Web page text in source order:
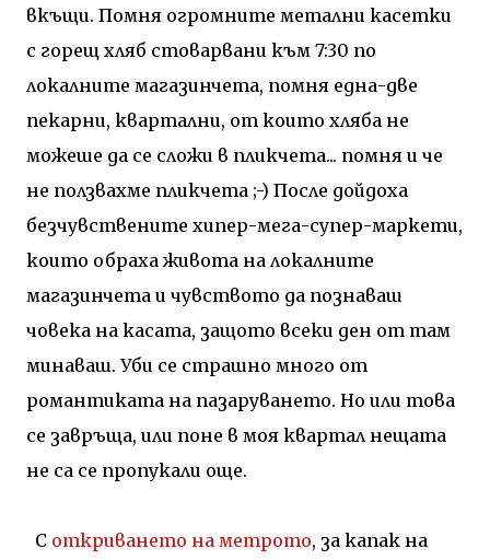
вкъщи. Помня огромните метални касетки
с горещ хляб стоварвани към 7:30 по
локалните магазинчета, помня една-две
пекарни, квартални, от които хляба не
можеше да се сложи в пликчета... помня и че
не ползвахме пликчета ;-) После дойдоха
безчувствените хипер-мега-супер-маркети,
които обраха живота на локалните
магазинчета и чувството да познаваш
човека на касата, защото всеки ден от там
минаваш. Уби се страшно много от
романтиката на пазаруването. Но или това
се завръща, или поне в моя квартал нещата
не са се пропукали още.
С откриването на метрото, за капак на